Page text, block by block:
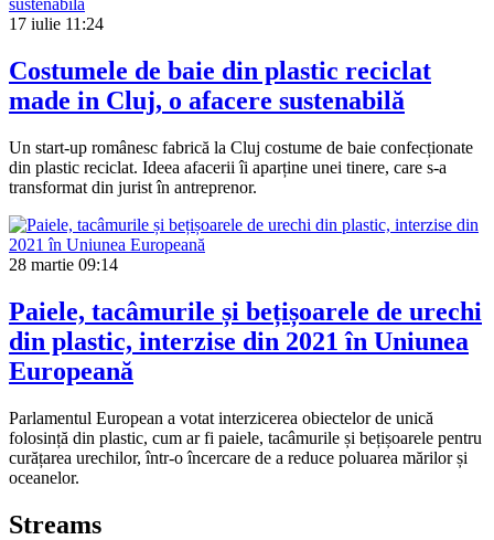
17 iulie 11:24
Costumele de baie din plastic reciclat
made in Cluj, o afacere sustenabilă
Un start-up românesc fabrică la Cluj costume de baie confecționate
din plastic reciclat. Ideea afacerii îi aparține unei tinere, care s-a
transformat din jurist în antreprenor.
28 martie 09:14
Paiele, tacâmurile și bețișoarele de urechi
din plastic, interzise din 2021 în Uniunea
Europeană
Parlamentul European a votat interzicerea obiectelor de unică
folosință din plastic, cum ar fi paiele, tacâmurile și bețișoarele pentru
curățarea urechilor, într-o încercare de a reduce poluarea mărilor și
oceanelor.
Streams